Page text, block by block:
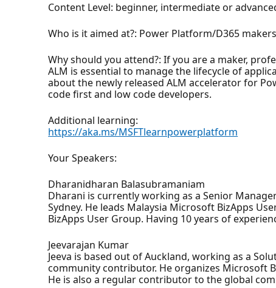
Content Level: beginner, intermediate or
Who is it aimed at?: Power Platform/D365
Why should you attend?: If you are a maker,
ALM is essential to manage the lifecycle of
about the newly released ALM accelerator for
code first and low code developers.
Additional learning:
https://aka.ms/MSFTlearnpowerplatform
Your Speakers:
Dharanidharan Balasubramaniam
Dharani is currently working as a Senior
Sydney. He leads Malaysia Microsoft BizApps
BizApps User Group. Having 10 years of
Jeevarajan Kumar
Jeeva is based out of Auckland, working as a
community contributor. He organizes Microsoft
He is also a regular contributor to the global